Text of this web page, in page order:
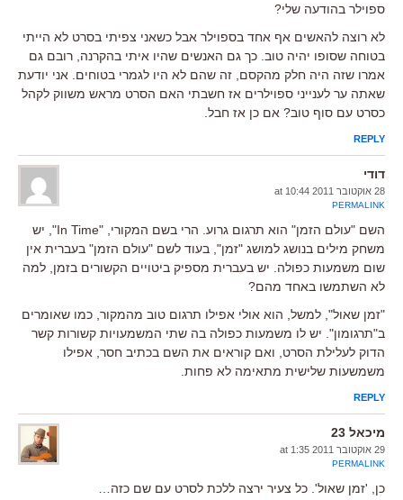
ספוילר בהודעה שלי?
לא רוצה להאשים אף אחד בספוילר אבל כשאני צפיתי בסרט לא הייתי
בטוחה שסופו יהיה טוב. כך גם האנשים שהיו איתי בהקרנה, רובם גם
אמרו שזה היה חלק מהקסם, זה שהם לא היו לגמרי בטוחים. אני יודעת
שאתה ער לענייני ספוילרים אז חשבתי האם הסרט מראש משווק לקהל
כסרט עם סוף טוב? אם כן אז חבל.
REPLY
דודי
28 אוקטובר 2011 at 10:44
PERMALINK
השם "עולם הזמן" הוא תרגום גרוע. הרי בשם המקורי, "In Time", יש
משחק מילים בנושג למושג "זמן", בעוד לשם "עולם הזמן" בעברית אין
שום משמעות כפולה. יש בעברית מספיק ביטויים הקשורים בזמן, למה
לא השתמשו באחד מהם?
"זמן שאול", למשל, הוא אולי אפילו תרגום טוב מהמקור, כמו שאומרים
ב"תרגומון". יש לו משמעות כפולה בה שתי המשמעויות קשורות קשר
הדוק לעלילת הסרט, ואם קוראים את השם בכתיב חסר, אפילו
משמשעות שלישית מתאימה לא פחות.
REPLY
מיכאל 23
29 אוקטובר 2011 at 1:35
PERMALINK
כן, 'זמן שאול'. כל צעיר ירצה ללכת לסרט עם שם כזה…